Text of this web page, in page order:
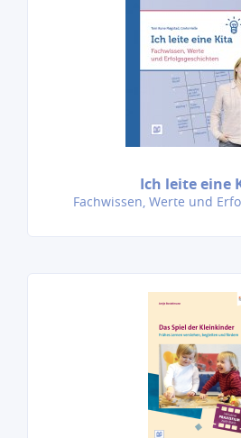
Ich leite eine
Fachwissen, Werte und